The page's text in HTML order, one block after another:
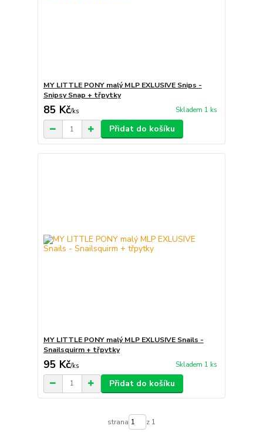
MY LITTLE PONY malý MLP EXLUSIVE Snips -
Snipsy Snap + třpytky
85 Kč/ks Skladem 1 ks
Přidat do košíku
MY LITTLE PONY malý MLP EXLUSIVE Snails -
Snailsquirm + třpytky
95 Kč/ks Skladem 1 ks
Přidat do košíku
strana z 1